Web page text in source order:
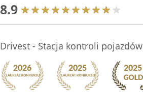
8.9
Drivest - Stacja kontroli pojazdów